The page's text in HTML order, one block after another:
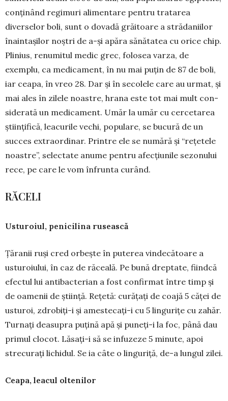
conținând regi­muri ali­mentare pentru tratarea
diverselor boli, sunt o dovadă grăitoare a stră­da­niilor
înaintașilor noștri de a-și apăra sănătatea cu orice chip.
Plinius, renu­mitul medic grec, folosea varza, de
exemplu, ca me­dica­ment, în nu mai puțin de 87 de boli,
iar ceapa, în vreo 28. Dar și în secolele care au urmat, și
mai ales în zilele noastre, hrana este tot mai mult con­
siderată un medicament. Umăr la umăr cu cerce­tarea
știin­ți­fică, leacurile vechi, populare, se bucură de un
succes extraordinar. Printre ele se numără și “rețe­tele
noas­tre”, selec­tate anume pen­tru afec­țiu­ni­le sezonului
rece, pe care le vom înfrun­ta curând.
RĂCELI
Usturoiul, penicilina rusească
Țăranii ruși cred or­beș­te în puterea vinde­cătoare a
usturoiului, în caz de ră­ceală. Pe bună dreptate, fiind­că
efectul lui antibac­terian a fost confirmat între timp și
de oamenii de știință. Rețetă: curățați de coajă 5 căței de
usturoi, zdrobiți-i și amestecați-i cu 5 lingurițe cu zahăr.
Turnați deasupra puțină apă și puneți-i la foc, până dau
primul clo­cot. Lăsați-i să se infuzeze 5 minute, apoi
strecurați lichidul. Se ia câte o linguriță, de-a lungul zilei.
Ceapa, leacul oltenilor